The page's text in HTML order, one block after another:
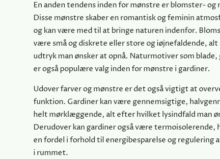
En anden tendens inden for mønstre er blomster-
Disse mønstre skaber en romantisk og feminin
og kan være med til at bringe naturen indenfor.
være små og diskrete eller store og iøjnefaldende,
udtryk man ønsker at opnå. Naturmotiver som blade,
er også populære valg inden for mønstre i gardiner.
Udover farver og mønstre er det også vigtigt at
funktion. Gardiner kan være gennemsigtige,
helt mørklæggende, alt efter hvilket lysindfald man
Derudover kan gardiner også være termoisolerende,
en fordel i forhold til energibesparelse og regulering
i rummet.